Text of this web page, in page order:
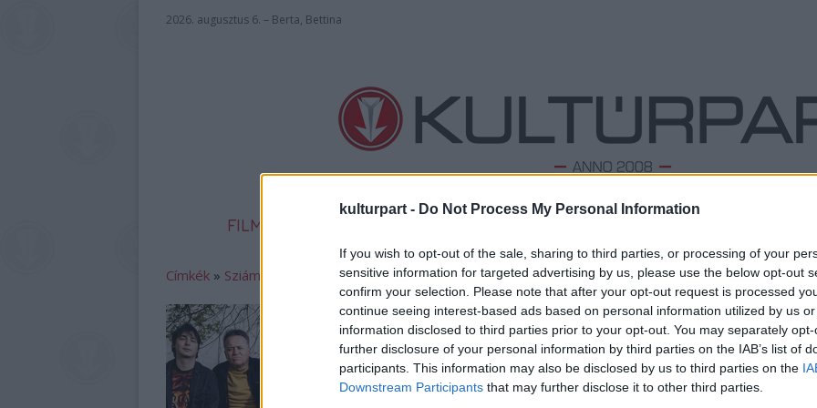
kulturpart - Do Not Process My Personal Information
If you wish to opt-out of the sale, sharing to third parties, or processing of your
sensitive information for targeted advertising by us, please use the below opt-out
confirm your selection. Please note that after your opt-out request is processed
continue seeing interest-based ads based on personal information utilized by us
information disclosed to third parties prior to your opt-out. You may separately
further disclosure of your personal information by third parties on the IAB’s list of
participants. This information may also be disclosed by us to third parties on the
Downstream Participants that may further disclose it to other third parties.
2026. augusztus 6. – Berta, Bettina
FILM
Címkék » Sziámi_AndrFriends
Megérkezett a Gyere, te bárki – az új
Sziámi AndFriends album!
2025. 01. 20.|Kultúrpart
Vasárnap megjelent a Sziámi AndFriends legújabb, immár
negyedik albuma, a Gyere, te bárki! Ez a lemez
Top